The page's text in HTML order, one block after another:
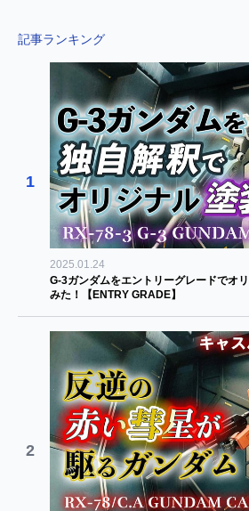
記事ランキング
1
2025.01.24
G-3ガンダムをエントリーグレードでオ
みた！【ENTRY GRADE】
2